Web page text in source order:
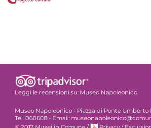
Leggi le recensioni su: Museo Napoleonico
Museo Napoleonico - Piazza di Ponte Umberto
Tel. 060608 - Email: